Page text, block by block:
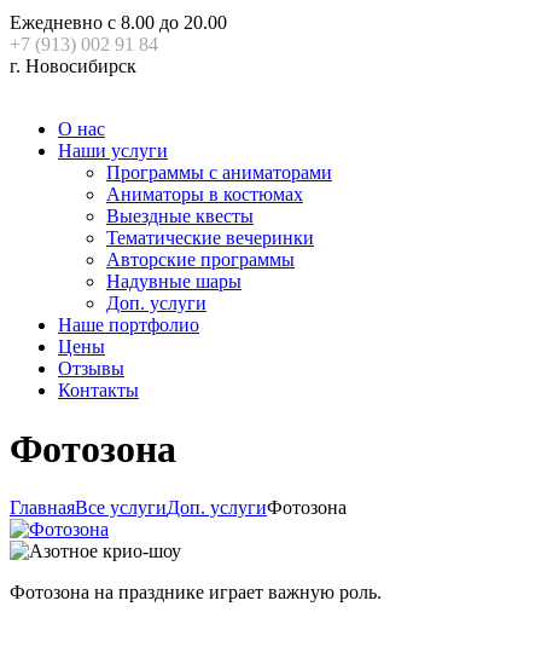
Ежедневно с 8.00 до 20.00
+7 (913) 002 91 84
г. Новосибирск
О нас
Наши услуги
Программы с аниматорами
Аниматоры в костюмах
Выездные квесты
Тематические вечеринки
Авторские программы
Надувные шары
Доп. услуги
Наше портфолио
Цены
Отзывы
Контакты
Фотозона
ГлавнаяВсе услугиДоп. услугиФотозона
Фотозона на празднике играет важную роль.